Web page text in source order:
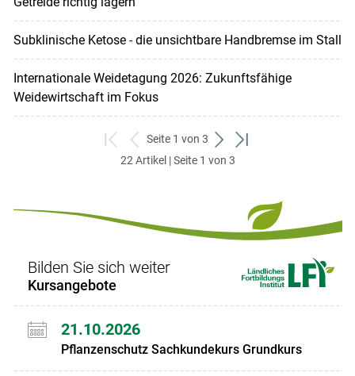
Subklinische Ketose - die unsichtbare Handbremse im Stall
Internationale Weidetagung 2026: Zukunftsfähige
Weidewirtschaft im Fokus
zum
ersten
zurück
zum
Seite 1 von 3
weiter
zum
zum
22 Artikel | Seite 1 von 3
Bilden Sie sich weiter
Kursangebote
21.10.2026
Pflanzenschutz Sachkundekurs Grundkurs